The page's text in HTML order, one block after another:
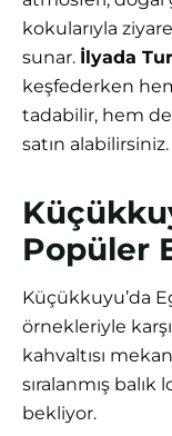
kokularıyla
sunar. İlyada Tur
keşfederken
tadabilir, hem
satın alabilirsiniz.
Popüler
Küçükkuyu’da
örnekleriyle
kahvaltısı
sıralanmış
bekliyor.